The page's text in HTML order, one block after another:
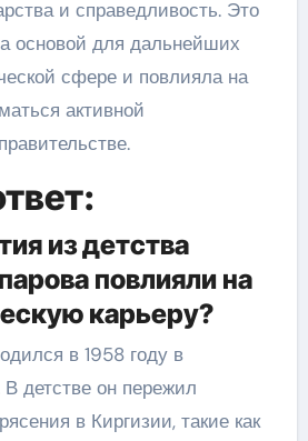
и справедливость. Это
основой для дальнейших
сфере и повлияла на
активной
из детства
повлияли на
карьеру?
в 1958 году в
В детстве он пережил
в Киргизии, такие как